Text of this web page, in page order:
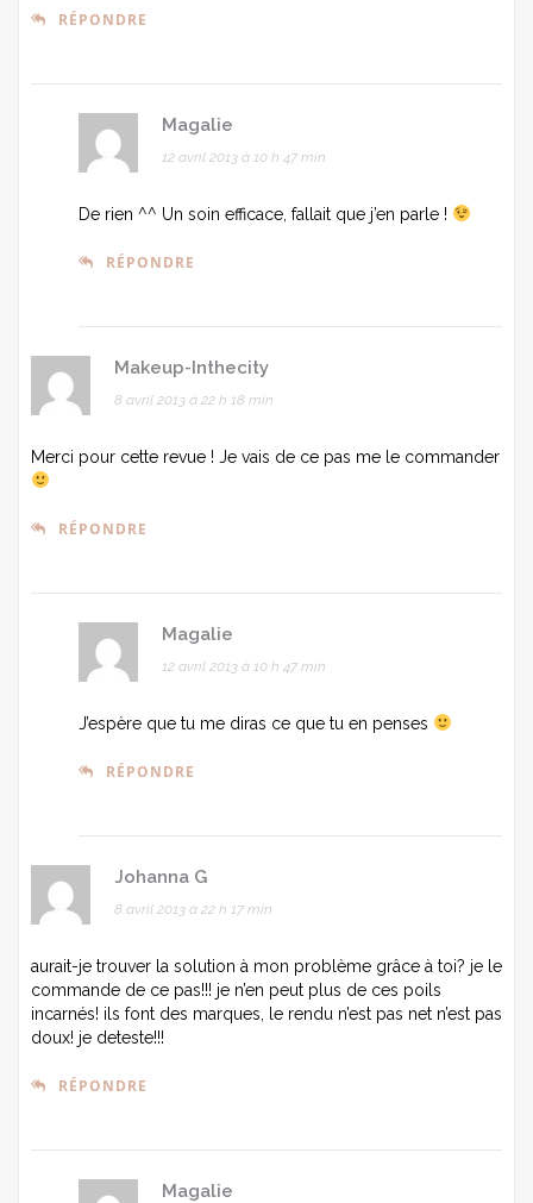
RÉPONDRE
Magalie
12 avril 2013 à 10 h 47 min
De rien ^^ Un soin efficace, fallait que j’en parle !
RÉPONDRE
Makeup-Inthecity
8 avril 2013 à 22 h 18 min
Merci pour cette revue ! Je vais de ce pas me le commander
RÉPONDRE
Magalie
12 avril 2013 à 10 h 47 min
J’espère que tu me diras ce que tu en penses
RÉPONDRE
Johanna G
8 avril 2013 à 22 h 17 min
aurait-je trouver la solution à mon problème grâce à toi? je le
commande de ce pas!!! je n’en peut plus de ces poils
incarnés! ils font des marques, le rendu n’est pas net n’est pas
doux! je deteste!!!
RÉPONDRE
Magalie